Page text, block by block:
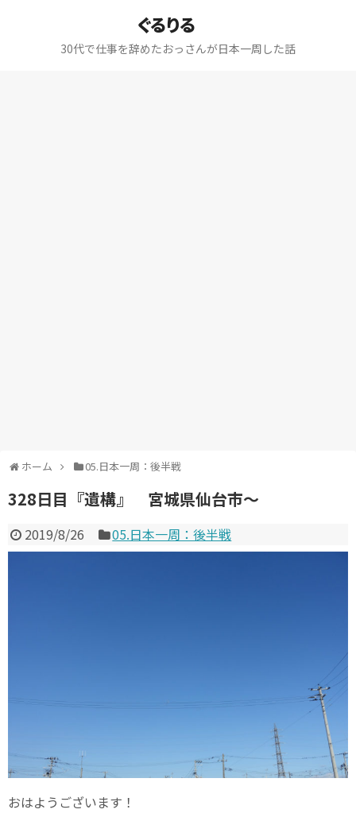
ぐるりる
30代で仕事を辞めたおっさんが日本一周した話
ホーム 05.日本一周：後半戦
328日目『遺構』 宮城県仙台市～
2019/8/26 05.日本一周：後半戦
おはようございます！